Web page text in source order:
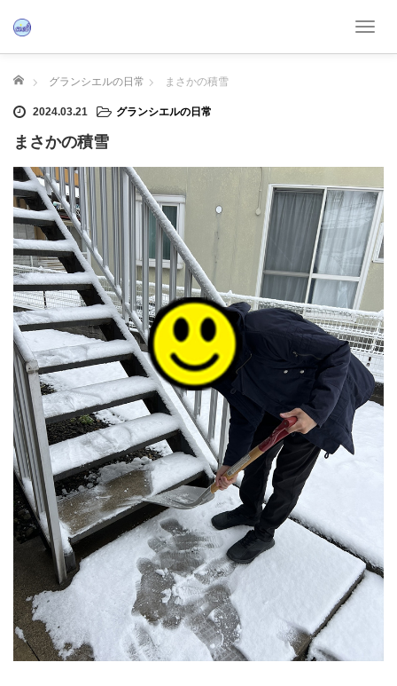
T
a
v
i
g
a
t
i
n
ホーム グランシエルの日常 まさかの積雪
2024.03.21 グランシエルの日常
まさかの積雪